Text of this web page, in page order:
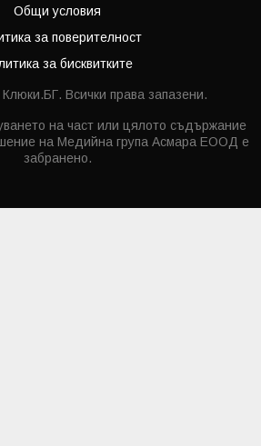
Общи условия
за поверителност
за бисквитките
Всички права запазени.
на част или цялото съдържание
на Медийна група Асмара ЕООД е
забранено.